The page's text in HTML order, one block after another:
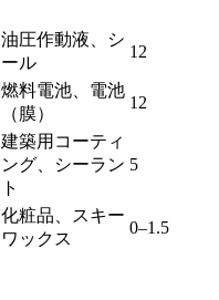
油圧作動液、シ
ール
12
燃料電池、電池
（膜）
12
建築用コーティ
ング、シーラン
ト
5
化粧品、スキー
ワックス
0–1.5